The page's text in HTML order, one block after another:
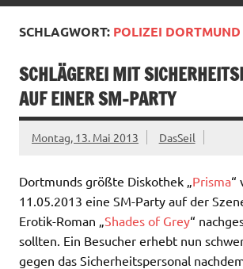
SCHLAGWORT: POLIZEI DORTMUND
SCHLÄGEREI MIT
AUF EINER SM-PARTY
Montag, 13. Mai 2013 DasSeil
Dortmunds größte Diskothek „ Prisma“
11.05.2013 eine SM-Party auf der
Erotik-Roman „ Shades of Grey“
sollten. Ein Besucher erhebt nun
gegen das Sicherheitspersonal